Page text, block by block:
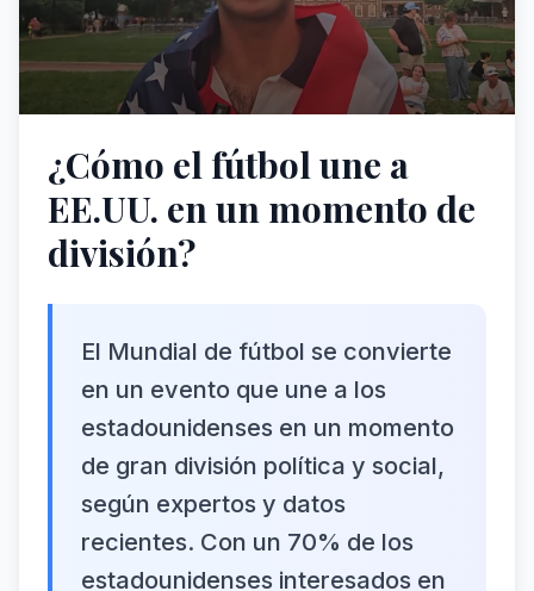
¿Cómo el fútbol une a
EE.UU. en un momento de
división?
El Mundial de fútbol se convierte
en un evento que une a los
estadounidenses en un momento
de gran división política y social,
según expertos y datos
recientes. Con un 70% de los
estadounidenses interesados en